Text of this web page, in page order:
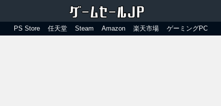
PS Store 任天堂 Steam Amazon 楽天市場 ゲーミングPC